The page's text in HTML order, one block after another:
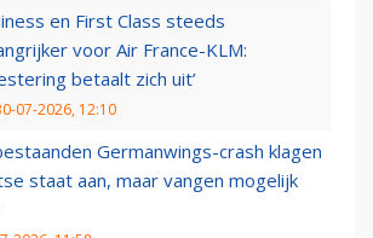
en First Class steeds
voor Air France-KLM:
betaalt zich uit’
07-2026, 12:10
Germanwings-crash klagen
staat aan, maar vangen mogelijk